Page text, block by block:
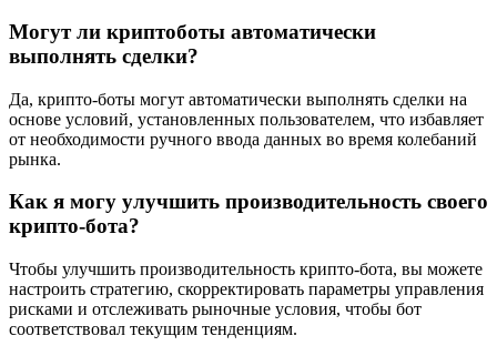
Могут ли криптоботы автоматически
выполнять сделки?
Да, крипто-боты могут автоматически выполнять сделки на
основе условий, установленных пользователем, что избавляет
от необходимости ручного ввода данных во время колебаний
рынка.
Как я могу улучшить производительность своего
крипто-бота?
Чтобы улучшить производительность крипто-бота, вы можете
настроить стратегию, скорректировать параметры управления
рисками и отслеживать рыночные условия, чтобы бот
соответствовал текущим тенденциям.